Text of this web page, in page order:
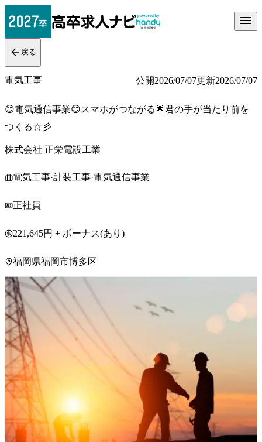
戻る
電気工事 公開2026/07/07更新2026/07/07
😊電気通信事業😊スマホがつながる🌟君の手が当たり前を
つくる☆彡
株式会社 正栄電設工業
電気工事·計装工事·電気通信事業
正社員
221,645円 + ボーナス(あり)
福岡県福岡市博多区